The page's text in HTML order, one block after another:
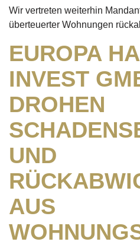
Wir vertreten weiterhin
überteuerter Wohnungen
EUROPA
INVEST
DROHEN
UND
AUS